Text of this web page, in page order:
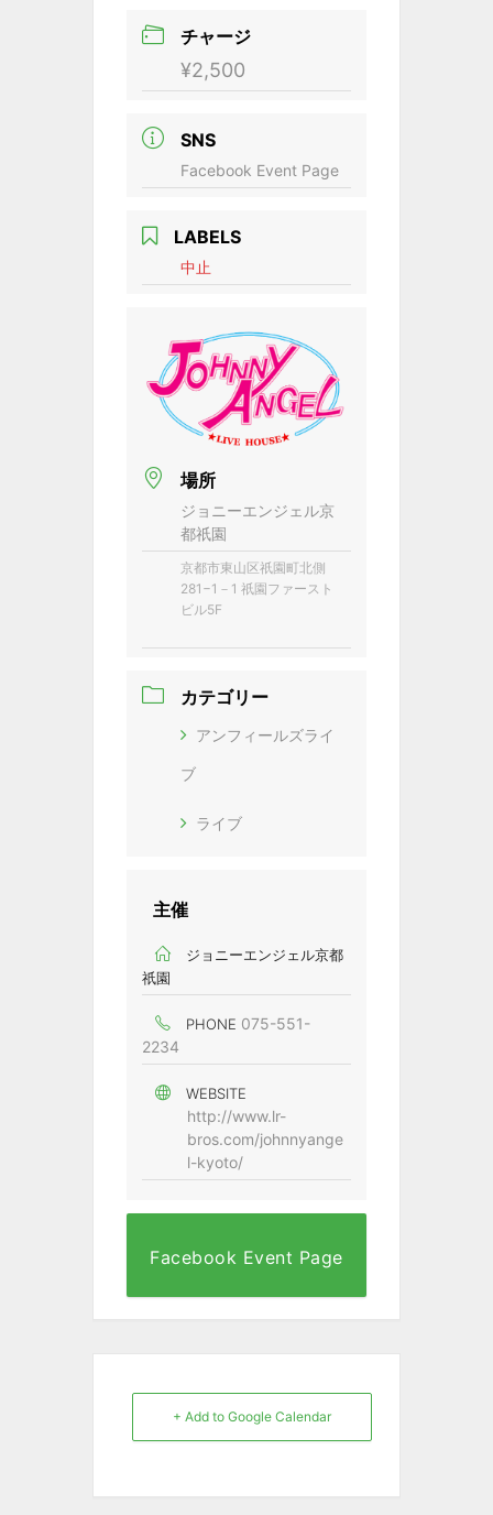
チャージ
¥2,500
SNS
Facebook Event Page
LABELS
中止
場所
ジョニーエンジェル京
都祇園
京都市東山区祇園町北側
281−1－1 祇園ファースト
ビル5F
カテゴリー
アンフィールズライ
ブ
ライブ
主催
ジョニーエンジェル京都
祇園
PHONE 075-551-
2234
WEBSITE
http://www.lr-
bros.com/johnnyange
l-kyoto/
Facebook Event Page
+ Add to Google Calendar